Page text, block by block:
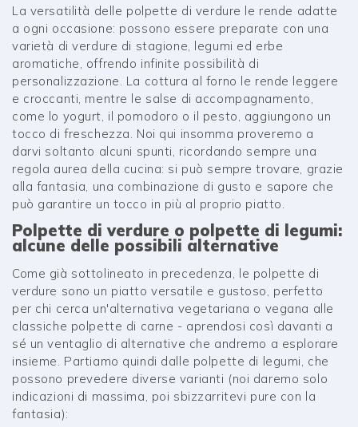
La versatilità delle polpette di verdure le rende adatte
a ogni occasione: possono essere preparate con una
varietà di verdure di stagione, legumi ed erbe
aromatiche, offrendo infinite possibilità di
personalizzazione. La cottura al forno le rende leggere
e croccanti, mentre le salse di accompagnamento,
come lo yogurt, il pomodoro o il pesto, aggiungono un
tocco di freschezza. Noi qui insomma proveremo a
darvi soltanto alcuni spunti, ricordando sempre una
regola aurea della cucina: si può sempre trovare, grazie
alla fantasia, una combinazione di gusto e sapore che
può garantire un tocco in più al proprio piatto.
Polpette di verdure o polpette di legumi:
alcune delle possibili alternative
Come già sottolineato in precedenza, le polpette di
verdure sono un piatto versatile e gustoso, perfetto
per chi cerca un'alternativa vegetariana o vegana alle
classiche polpette di carne - aprendosi così davanti a
sé un ventaglio di alternative che andremo a esplorare
insieme. Partiamo quindi dalle polpette di legumi, che
possono prevedere diverse varianti (noi daremo solo
indicazioni di massima, poi sbizzarritevi pure con la
fantasia):